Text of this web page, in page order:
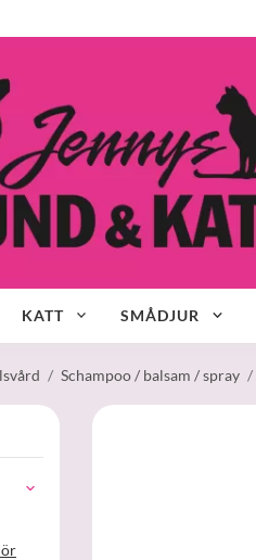
KATT SMÅDJUR
/ Schampoo / balsam / spray /